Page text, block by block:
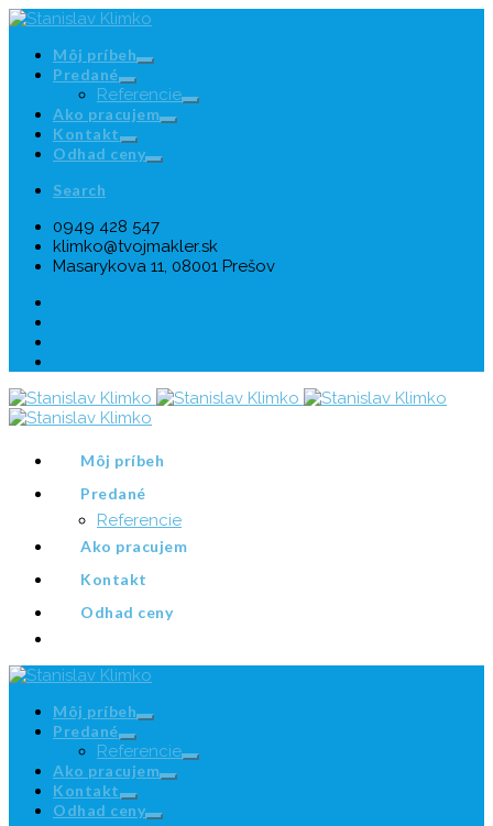
Môj príbeh
Predané
Referencie
Ako pracujem
Kontakt
Odhad ceny
Search
0949 428 547
klimko@tvojmakler.sk
Masarykova 11, 08001 Prešov
Môj príbeh
Predané
Referencie
Ako pracujem
Kontakt
Odhad ceny
Môj príbeh
Predané
Referencie
Ako pracujem
Kontakt
Odhad ceny